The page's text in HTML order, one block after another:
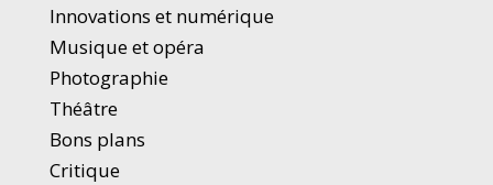
Innovations et numérique
Musique et opéra
Photographie
Théâtre
Bons plans
Critique